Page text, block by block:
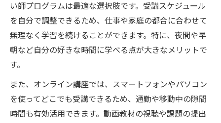
い師プログラムは最適な選択肢です。受講スケジュール
を自分で調整できるため、仕事や家庭の都合に合わせて
無理なく学習を続けることができます。特に、夜間や早
朝など自分の好きな時間に学べる点が大きなメリットで
す。
また、オンライン講座では、スマートフォンやパソコン
を使ってどこでも受講できるため、通勤や移動中の隙間
時間も有効活用できます。動画教材の視聴や課題の提出